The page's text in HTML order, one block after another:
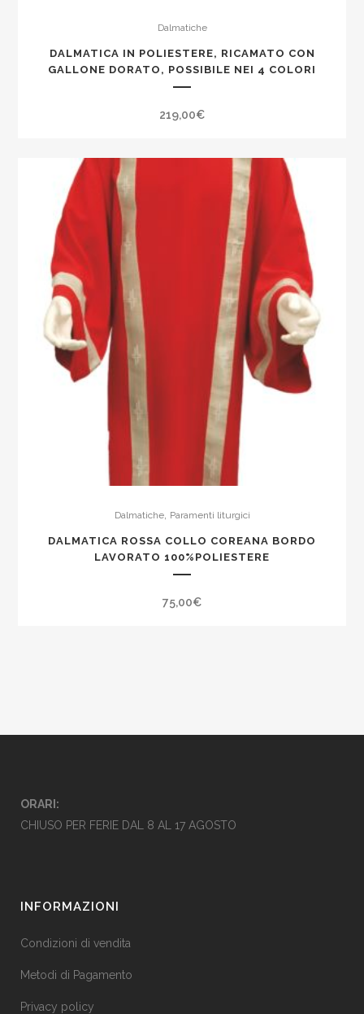
Dalmatiche
DALMATICA IN POLIESTERE, RICAMATO CON
GALLONE DORATO, POSSIBILE NEI 4 COLORI
219,00€
Dalmatiche, Paramenti liturgici
DALMATICA ROSSA COLLO COREANA BORDO
LAVORATO 100%POLIESTERE
75,00€
ORARI:
CHIUSO PER FERIE DAL 8 AL 17 AGOSTO
INFORMAZIONI
Condizioni di vendita
Metodi di Pagamento
Privacy policy